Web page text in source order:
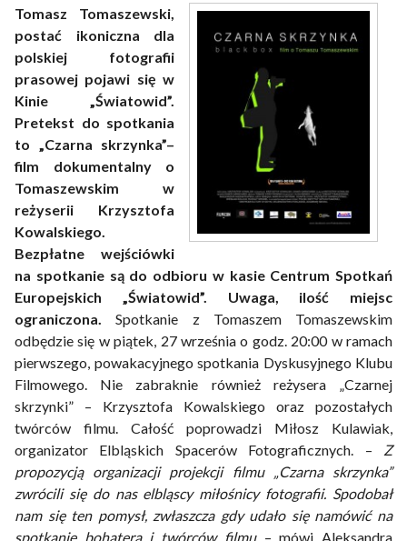
Tomasz Tomaszewski,
postać ikoniczna dla
polskiej fotografii
prasowej pojawi się w
Kinie „Światowid”.
Pretekst do spotkania
to „Czarna skrzynka”–
film dokumentalny o
Tomaszewskim w
reżyserii Krzysztofa
Kowalskiego.
Bezpłatne wejściówki
na spotkanie są do odbioru w kasie Centrum Spotkań
Europejskich „Światowid”. Uwaga, ilość miejsc
ograniczona.
Spotkanie z Tomaszem Tomaszewskim
odbędzie się w piątek, 27 września o godz. 20:00 w ramach
pierwszego, powakacyjnego spotkania Dyskusyjnego Klubu
Filmowego. Nie zabraknie również reżysera „Czarnej
skrzynki” – Krzysztofa Kowalskiego oraz pozostałych
twórców filmu. Całość poprowadzi Miłosz Kulawiak,
organizator Elbląskich Spacerów Fotograficznych. – Z
propozycją organizacji projekcji filmu „Czarna skrzynka”
zwrócili się do nas elbląscy miłośnicy fotografii. Spodobał
nam się ten pomysł, zwłaszcza gdy udało się namówić na
spotkanie bohatera i twórców filmu– mówi Aleksandra